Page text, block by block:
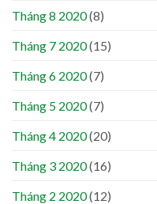
Tháng 8 2020(8)
Tháng 7 2020(15)
Tháng 6 2020(7)
Tháng 5 2020(7)
Tháng 4 2020(20)
Tháng 3 2020(16)
Tháng 2 2020(12)